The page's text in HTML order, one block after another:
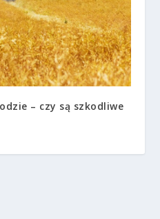
– czy są szkodliwe